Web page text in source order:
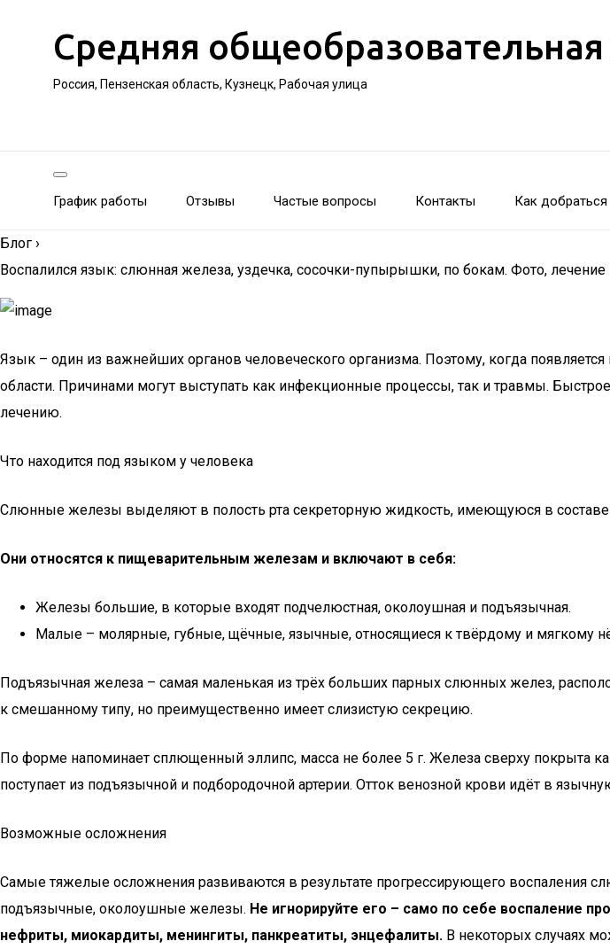
Средняя
Россия, Пензенская область, Кузнецк, Рабочая улица
График работы Отзывы Частые вопросы Контакты Как добраться
Блог ›
Воспалился язык: слюнная железа, уздечка, сосочки-пупырышки, по бокам. Фото, лечение
Язык – один из важнейших органов человеческого организма. Поэтому, когда
области. Причинами могут выступать как инфекционные процессы, так и травмы.
лечению.
Что находится под языком у человека
Слюнные железы выделяют в полость рта секреторную жидкость, имеющуюся в
Они относятся к пищеварительным железам и включают в себя:
Железы большие, в которые входят подчелюстная, околоушная и подъязычная.
Малые – молярные, губные, щёчные, язычные, относящиеся к твёрдому и мягкому
Подъязычная железа – самая маленькая из трёх больших парных слюнных желез,
к смешанному типу, но преимущественно имеет слизистую секрецию.
По форме напоминает сплющенный эллипс, масса не более 5 г. Железа сверху покрыта
поступает из подъязычной и подбородочной артерии. Отток венозной крови идёт в
Возможные осложнения
Самые тяжелые осложнения развиваются в результате прогрессирующего воспаления
подъязычные, околоушные железы. Не игнорируйте его – само по себе воспаление
нефриты, миокардиты, менингиты, панкреатиты, энцефалиты. В некоторых случаях